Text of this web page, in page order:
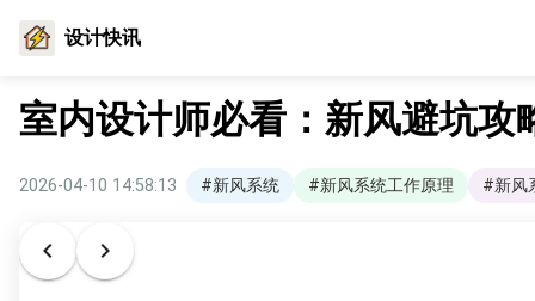
设计快讯
室内设计师必看：新风避坑攻
2026-04-10 14:58:13 #新风系统 #新风系统工作原理 #新风